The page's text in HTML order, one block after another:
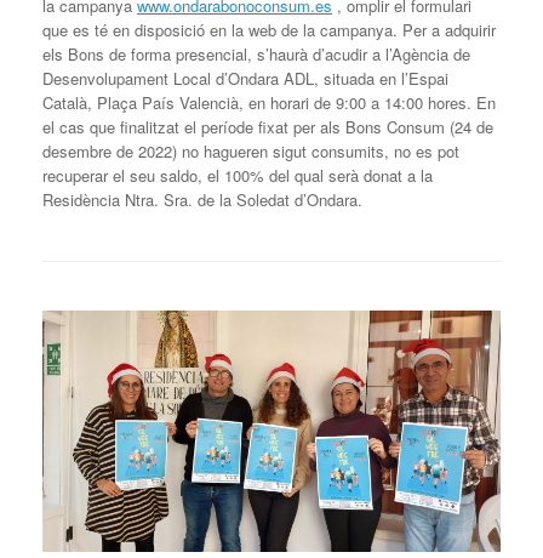
la campanya www.ondarabonoconsum.es , omplir el formulari
que es té en disposició en la web de la campanya. Per a adquirir
els Bons de forma presencial, s’haurà d’acudir a l’Agència de
Desenvolupament Local d’Ondara ADL, situada en l’Espai
Català, Plaça País Valencià, en horari de 9:00 a 14:00 hores. En
el cas que finalitzat el període fixat per als Bons Consum (24 de
desembre de 2022) no hagueren sigut consumits, no es pot
recuperar el seu saldo, el 100% del qual serà donat a la
Residència Ntra. Sra. de la Soledat d’Ondara.